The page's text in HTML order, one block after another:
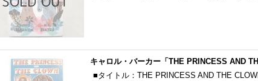
キャロル・バーカー「THE PRINCESS AND
■タイトル：THE PRINCESS AND THE